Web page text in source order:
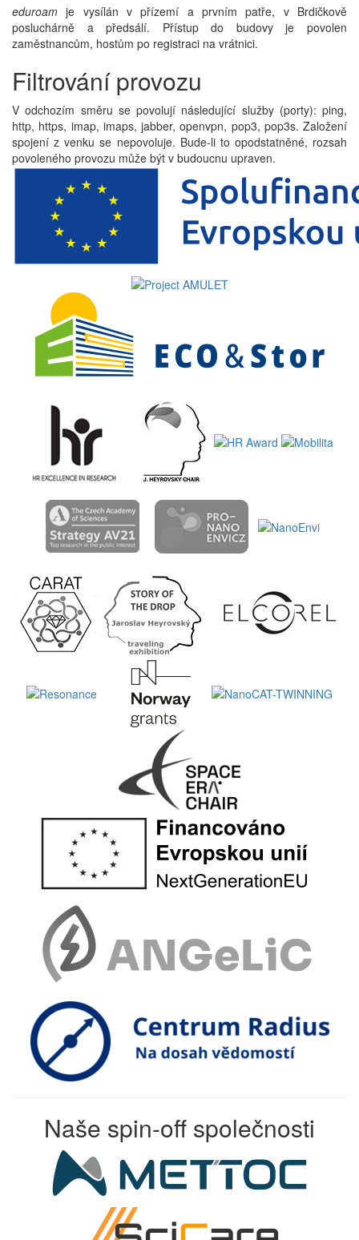
eduroam je vysílán v přízemí a prvním patře, v Brdičkově
posluchárně a předsálí. Přístup do budovy je povolen
zaměstnancům, hostům po registraci na vrátnici.
Filtrování provozu
V odchozím směru se povolují následující služby (porty): ping,
http, https, imap, imaps, jabber, openvpn, pop3, pop3s. Založení
spojení z venku se nepovoluje. Bude-li to opodstatněné, rozsah
povoleného provozu může být v budoucnu upraven.
Naše spin-off společnosti